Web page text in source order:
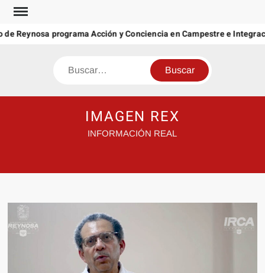
Saltar
contenido
Reynosa programa Acción y Conciencia en Campestre e
Buscar
IMAGEN REX
INFORMACIÓN REAL